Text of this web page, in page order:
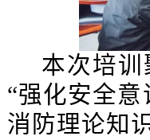
本次培
“强化安全
消防理论知